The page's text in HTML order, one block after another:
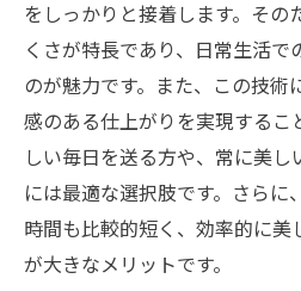
施術後の美しさを保
専門家が語る！バイ
人気の秘密：他の技
目元の印象を劇的に
お客様が語る美しさ
恵比寿で手軽に試せる！
方法
をしっかりと接着します。その
くさが特長であり、日常生活
のが魅力です。また、この技術
感のある仕上がりを実現するこ
しい毎日を送る方や、常に美
には最適な選択肢です。さらに
時間も比較的短く、効率的に
が大きなメリットです。